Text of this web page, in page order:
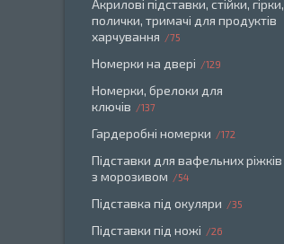
Акрилові підставки, стійки, гірки,
полички, тримачі для продуктів
харчування
75
Номерки на двері 129
Номерки, брелоки для
ключів
137
Гардеробні номерки 172
Підставки для вафельних ріжків
з морозивом
54
Підставка під окуляри 35
Підставки під ножі 26